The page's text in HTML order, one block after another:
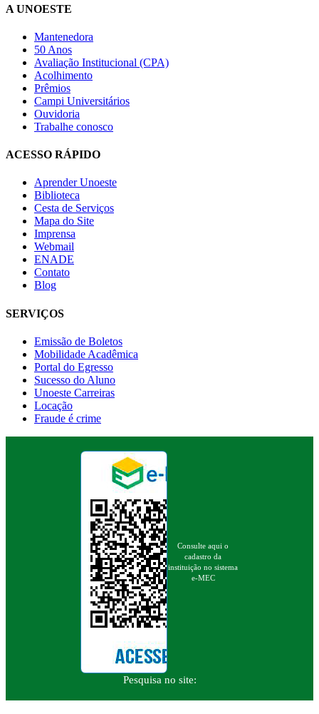
A UNOESTE
Mantenedora
50 Anos
Avaliação Institucional (CPA)
Acolhimento
Prêmios
Campi Universitários
Ouvidoria
Trabalhe conosco
ACESSO RÁPIDO
Aprender Unoeste
Biblioteca
Cesta de Serviços
Mapa do Site
Imprensa
Webmail
ENADE
Contato
Blog
SERVIÇOS
Emissão de Boletos
Mobilidade Acadêmica
Portal do Egresso
Sucesso do Aluno
Unoeste Carreiras
Locação
Fraude é crime
Consulte aqui o
cadastro da
instituição no sistema
e-MEC
Pesquisa no site: